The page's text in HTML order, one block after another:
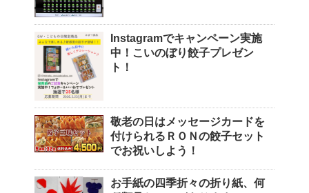
Instagramでキャンペーン実施
中！こいのぼり餃子プレゼン
ト！
敬老の日はメッセージカードを
付けられるＲＯＮの餃子セット
でお祝いしよう！
お手紙の四季折々の折り紙、何